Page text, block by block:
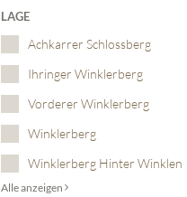
LAGE
Achkarrer Schlossberg
Ihringer Winklerberg
Vorderer Winklerberg
Winklerberg
Winklerberg Hinter Winklen
Alle anzeigen